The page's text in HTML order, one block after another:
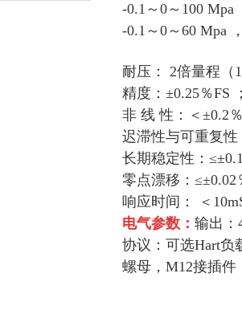
-0.1～0～100 Mpa
-0.1～0～60 Mpa
耐压：
2倍量程（
精度：±0.25％FS
非 线 性：＜±0.2
迟滞性与可重复性
长期稳定性：
零点漂移：
响应时间：
＜
电气参数： 输出：
协议：可选Hart负
螺母，M12接插